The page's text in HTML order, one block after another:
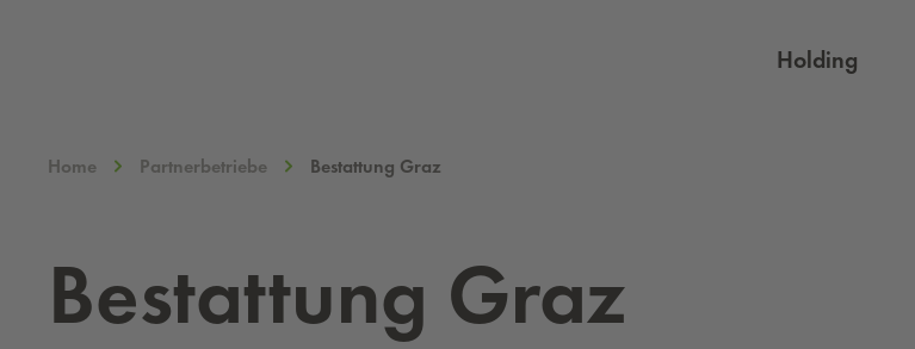
Holding
Home Partnerbetriebe Bestattung Graz
Be­stat­tung Graz